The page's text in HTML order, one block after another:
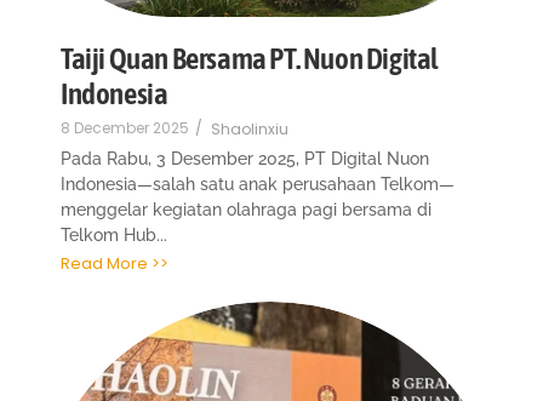
Taiji Quan Bersama PT. Nuon Digital
Indonesia
8 December 2025 / Shaolinxiu
Pada Rabu, 3 Desember 2025, PT Digital Nuon
Indonesia—salah satu anak perusahaan Telkom—
menggelar kegiatan olahraga pagi bersama di
Telkom Hub...
Read More >>